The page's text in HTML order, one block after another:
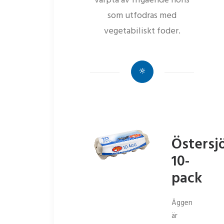
som utfodras med
vegetabiliskt foder.
10-
pack
Äggen
är